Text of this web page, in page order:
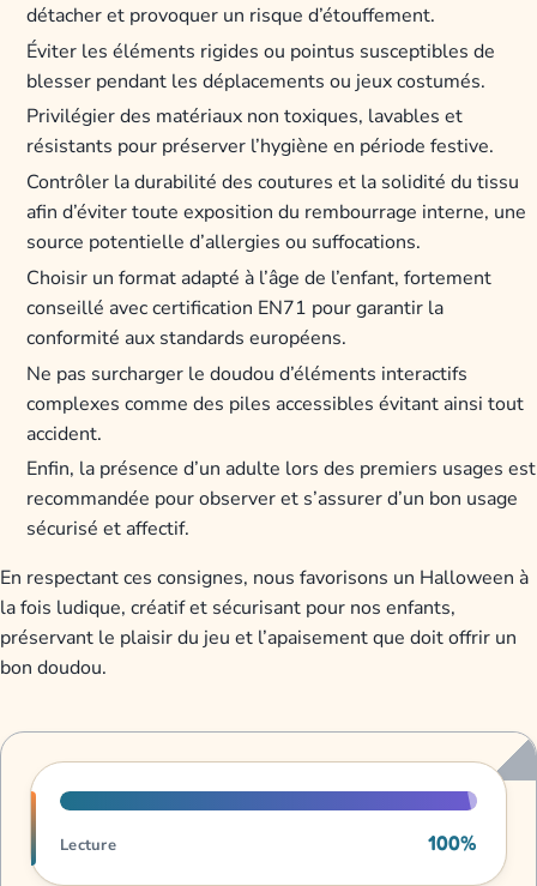
détacher et provoquer un risque d’étouffement.
Éviter les éléments rigides ou pointus susceptibles de
blesser pendant les déplacements ou jeux costumés.
Privilégier des matériaux non toxiques, lavables et
résistants pour préserver l’hygiène en période festive.
Contrôler la durabilité des coutures et la solidité du tissu
afin d’éviter toute expo­sition du rembourrage interne, une
source potentielle d’allergies ou suffocations.
Choisir un format adapté à l’âge de l’enfant, fortement
conseillé avec certification EN71 pour garantir la
conformité aux standards européens.
Ne pas surcharger le doudou d’éléments interactifs
complexes comme des piles accessibles évitant ainsi tout
accident.
Enfin, la présence d’un adulte lors des premiers usages est
recommandée pour observer et s’assurer d’un bon usage
sécurisé et affectif.
En respectant ces consignes, nous favorisons un Halloween à
la fois ludique, créatif et sécurisant pour nos enfants,
préservant le plaisir du jeu et l’apaisement que doit offrir un
bon doudou.
Progression de lecture
Lecture 100%